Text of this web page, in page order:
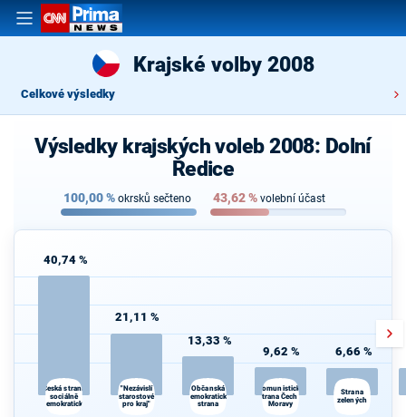
Krajské volby 2008
Celkové výsledky
Výsledky krajských voleb 2008: Dolní
Ředice
100,00% okrsků sečteno 43,62% volební účast
40,74 %
Česká strana
sociálně
demokratická
21,11 %
"Nezávislí
starostové
pro kraj"
13,33 %
Občanská
demokratická
strana
9,62 %
Komunistická
strana Čech a
Moravy
6,66 %
Strana
zelených